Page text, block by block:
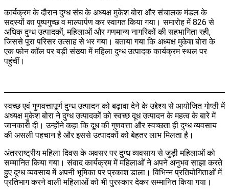
कार्यक्रम के दौरान दुग्ध संघ के अध्यक्ष मुकेश बोरा और संचालक मंडल के
सदस्यों का पुष्पगुच्छ व माल्यार्पण कर स्वागत किया गया। समारोह में 826 से
अधिक दुग्ध उत्पादकों, महिलाओं और गणमान्य नागरिकों की सहभागिता रही,
जिससे पूरा परिसर उत्साह से भर गया। बताया गया कि अध्यक्ष मुकेश बोरा के
एक फोन कॉल पर बड़ी संख्या में महिला दुग्ध उत्पादक कार्यक्रम स्थल पर
पहुंचीं।
स्वच्छ एवं गुणवत्तापूर्ण दुग्ध उत्पादन को बढ़ावा देने के उद्देश्य से आयोजित गोष्ठी में
अध्यक्ष मुकेश बोरा ने दुग्ध उत्पादकों को स्वच्छ दूध उत्पादन के महत्व के बारे में
जानकारी दी। उन्होंने कहा कि दूध की गुणवत्ता और स्वच्छता ही दुग्ध व्यवसाय
की असली पहचान है और इससे उत्पादकों को बेहतर लाभ मिलता है।
अंतरराष्ट्रीय महिला दिवस के अवसर पर दुग्ध व्यवसाय से जुड़ी महिलाओं को
सम्मानित किया गया। संवाद कार्यक्रम में महिलाओं ने अपने अनुभव साझा करते
हुए दुग्ध व्यवसाय में अपनी भूमिका पर प्रकाश डाला। विभिन्न प्रतियोगिताओं में
प्रतिभाग करने वाली महिलाओं को भी पुरस्कार देकर सम्मानित किया गया।